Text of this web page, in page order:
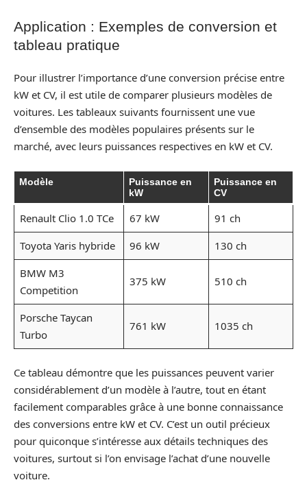
Application : Exemples de conversion et
tableau pratique
Pour illustrer l’importance d’une conversion précise entre
kW et CV, il est utile de comparer plusieurs modèles de
voitures. Les tableaux suivants fournissent une vue
d’ensemble des modèles populaires présents sur le
marché, avec leurs puissances respectives en kW et CV.
Modèle
Puissance en
kW
Puissance en
CV
Renault Clio 1.0 TCe 67 kW
91 ch
Toyota Yaris hybride
96 kW
130 ch
BMW M3
Competition
375 kW 510 ch
Porsche Taycan
Turbo
761 kW 1035 ch
Ce tableau démontre que les puissances peuvent varier
considérablement d’un modèle à l’autre, tout en étant
facilement comparables grâce à une bonne connaissance
des conversions entre kW et CV. C’est un outil précieux
pour quiconque s’intéresse aux détails techniques des
voitures, surtout si l’on envisage l’achat d’une nouvelle
voiture.